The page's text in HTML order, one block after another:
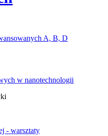
A, B, D
w nanotechnologii
- warsztaty